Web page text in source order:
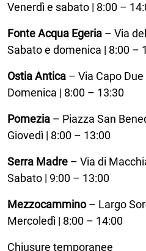
Venerdì e sabato | 8:00 –
Fonte Acqua Egeria – Via
Sabato e domenica | 8:00 –
Ostia Antica – Via Capo Due
Domenica | 8:00 – 13:30
Pomezia – Piazza San
Giovedì | 8:00 – 13:00
Serra Madre – Via di
Sabato | 9:00 – 13:00
Mezzocammino– Largo
Mercoledì | 8:00 – 14:00
Chiusure temporanee